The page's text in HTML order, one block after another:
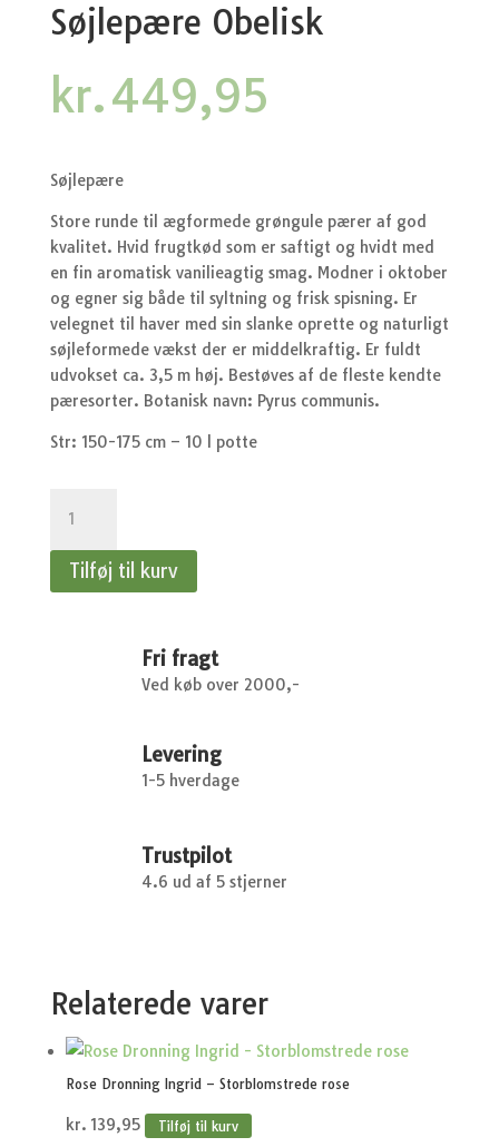
Søjlepære Obelisk
kr.449,95
Søjlepære
Store runde til ægformede grøngule pærer af god
kvalitet. Hvid frugtkød som er saftigt og hvidt med
en fin aromatisk vanilieagtig smag. Modner i oktober
og egner sig både til syltning og frisk spisning. Er
velegnet til haver med sin slanke oprette og naturligt
søjleformede vækst der er middelkraftig. Er fuldt
udvokset ca. 3,5 m høj. Bestøves af de fleste kendte
pæresorter. Botanisk navn: Pyrus communis.
Str: 150-175 cm – 10 l potte
Obelisk
antal
Tilføj til kurv
Fri fragt
Ved køb over 2000,-
Levering
1-5 hverdage
Trustpilot
4.6 ud af 5 stjerner
Relaterede varer
Rose Dronning Ingrid – Storblomstrede rose
kr. 139,95 Tilføj til kurv